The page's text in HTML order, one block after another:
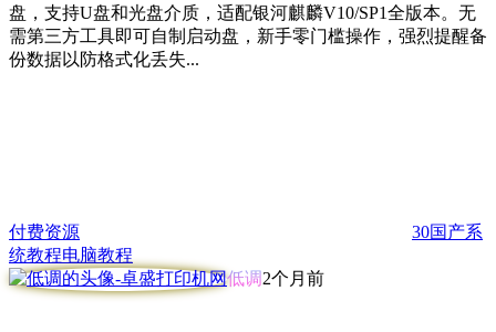
盘，支持U盘和光盘介质，适配银河麒麟V10/SP1全版本。无
需第三方工具即可自制启动盘，新手零门槛操作，强烈提醒备
份数据以防格式化丢失...
付费资源 30国产系
统教程电脑教程
低调2个月前